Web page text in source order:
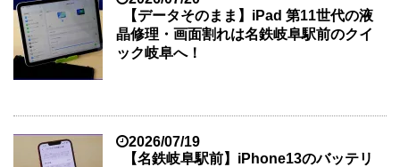
【データそのまま】iPad 第11世代の液
晶修理・画面割れは名鉄岐阜駅前のクイ
ック岐阜へ！
2026/07/19
【名鉄岐阜駅前】iPhone13のバッテリ